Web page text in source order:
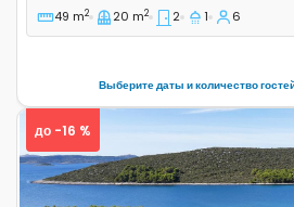
49 m2 20 m2 2 1 6
Выберите даты и количество
до -16 %